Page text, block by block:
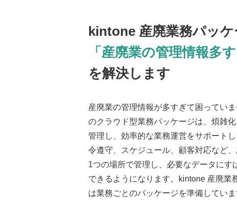
kintone 産廃業務パッ
「産廃業の管理情報多す
を解決します
産廃業の管理情報が多すぎて困ってい
のクラウド型業務パッケージは、煩雑
管理し、効率的な業務運営をサポート
令遵守、スケジュール、顧客対応など
1つの場所で管理し、必要なデータにす
できるようになります。kintone 産廃業
は業務ごとのパッケージを準備してい